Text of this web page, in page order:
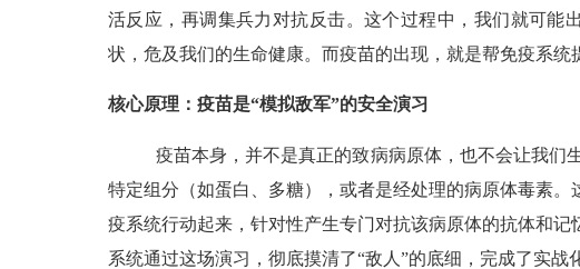
活反应，再调集兵力对抗反击。这个过程中，我们就可能
状，危及我们的生命健康。而疫苗的出现，就是帮免疫系统
核心原理：疫苗是“模拟敌军”的安全演习
疫苗本身，并不是真正的致病病原体，也不会让我们
特定组分（如蛋白、多糖），或者是经处理的病原体毒素
疫系统行动起来，针对性产生专门对抗该病原体的抗体和
系统通过这场演习，彻底摸清了“敌人”的底细，完成了实战